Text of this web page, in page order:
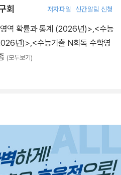
회 저자파일 신간알림 신청
역 확률과 통계 (2026년)>,<수능
년)>,<수능기출 N회독 수학영
(모두보기)